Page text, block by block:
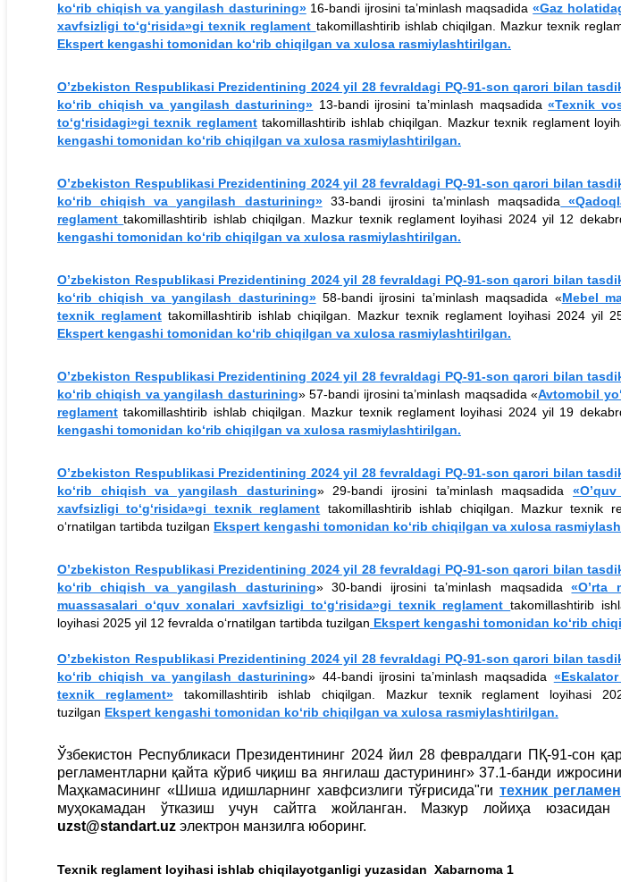
ko‘rib chiqish va yangilash dasturining»16-bandi ijrosini ta’minlash maqsadida«Gaz
xavfsizligi to‘g‘risida»gi texnik reglament takomillashtirib ishlab chiqilgan. Mazkur texnik
Ekspert kengashi tomonidan ko‘rib chiqilgan va xulosa rasmiylashtirilgan.
O’zbekiston Respublikasi Prezidentining 2024 yil 28 fevraldagi PQ-91-son qarori bilan
ko‘rib chiqish va yangilash dasturining» 13-bandi ijrosini ta’minlash maqsadida«Texnik
to‘g‘risidagi»gi texnik reglamenttakomillashtirib ishlab chiqilgan. Mazkur texnik reglament
kengashi tomonidan ko‘rib chiqilgan va xulosa rasmiylashtirilgan.
O’zbekiston Respublikasi Prezidentining 2024 yil 28 fevraldagi PQ-91-son qarori bilan
ko‘rib chiqish va yangilash dasturining»33-bandi ijrosini ta’minlash maqsadida
reglamenttakomillashtirib ishlab chiqilgan. Mazkur texnik reglament loyihasi 2024 yil 12
kengashi tomonidan ko‘rib chiqilgan va xulosa rasmiylashtirilgan.
O’zbekiston Respublikasi Prezidentining 2024 yil 28 fevraldagi PQ-91-son qarori bilan
ko‘rib chiqish va yangilash dasturining»58-bandi ijrosini ta’minlash maqsadida «Mebel
texnik reglament takomillashtirib ishlab chiqilgan. Mazkur texnik reglament loyihasi 2024 yil
Ekspert kengashi tomonidan ko‘rib chiqilgan va xulosa rasmiylashtirilgan.
O’zbekiston Respublikasi Prezidentining 2024 yil 28 fevraldagi PQ-91-son qarori bilan
ko‘rib chiqish va yangilash dasturining» 57-bandi ijrosini ta’minlash maqsadida «Avtomobil
reglament takomillashtirib ishlab chiqilgan. Mazkur texnik reglament loyihasi 2024 yil 19
kengashi tomonidan ko‘rib chiqilgan va xulosa rasmiylashtirilgan.
O’zbekiston Respublikasi Prezidentining 2024 yil 28 fevraldagi PQ-91-son qarori bilan
ko‘rib chiqish va yangilash dasturining» 29-bandi ijrosini ta’minlash maqsadida
xavfsizligi to‘g‘risida»gi texnik reglament takomillashtirib ishlab chiqilgan. Mazkur texnik
o‘rnatilgan tartibda tuzilgan Ekspert kengashi tomonidan ko‘rib chiqilgan va xulosa
O’zbekiston Respublikasi Prezidentining 2024 yil 28 fevraldagi PQ-91-son qarori bilan
ko‘rib chiqish va yangilash dasturining» 30-bandi ijrosini ta’minlash maqsadida«O’rta
muassasalari o‘quv xonalari xavfsizligi to‘g‘risida»gi texnik reglamenttakomillashtirib
loyihasi 2025 yil 12 fevralda o‘rnatilgan tartibda tuzilgan Ekspert kengashi tomonidan ko‘rib
O’zbekiston Respublikasi Prezidentining 2024 yil 28 fevraldagi PQ-91-son qarori bilan
ko‘rib chiqish va yangilash dasturining» 44-bandi ijrosini ta’minlash maqsadida
texnik reglament»takomillashtirib ishlab chiqilgan. Mazkur texnik reglament loyihasi
tuzilgan Ekspert kengashi tomonidan ko‘rib chiqilgan va xulosa rasmiylashtirilgan.
Ўзбекистон Республикаси Президентининг 2024 йил 28 февралдаги ПҚ-91-сон
регламентларни қайта кўриб чиқиш ва янгилаш дастурининг» 37.1-банди
Маҳкамасининг «Шиша идишларнинг хавфсизлиги тўғрисида"ги техник
муҳокамадан ўтказиш учун сайтга жойланган. Мазкур лойиҳа юзасидан
uzst@standart.uz электрон манзилга юборинг.
Texnik reglament loyihasi ishlab chiqilayotganligi yuzasidan Xabarnoma 1